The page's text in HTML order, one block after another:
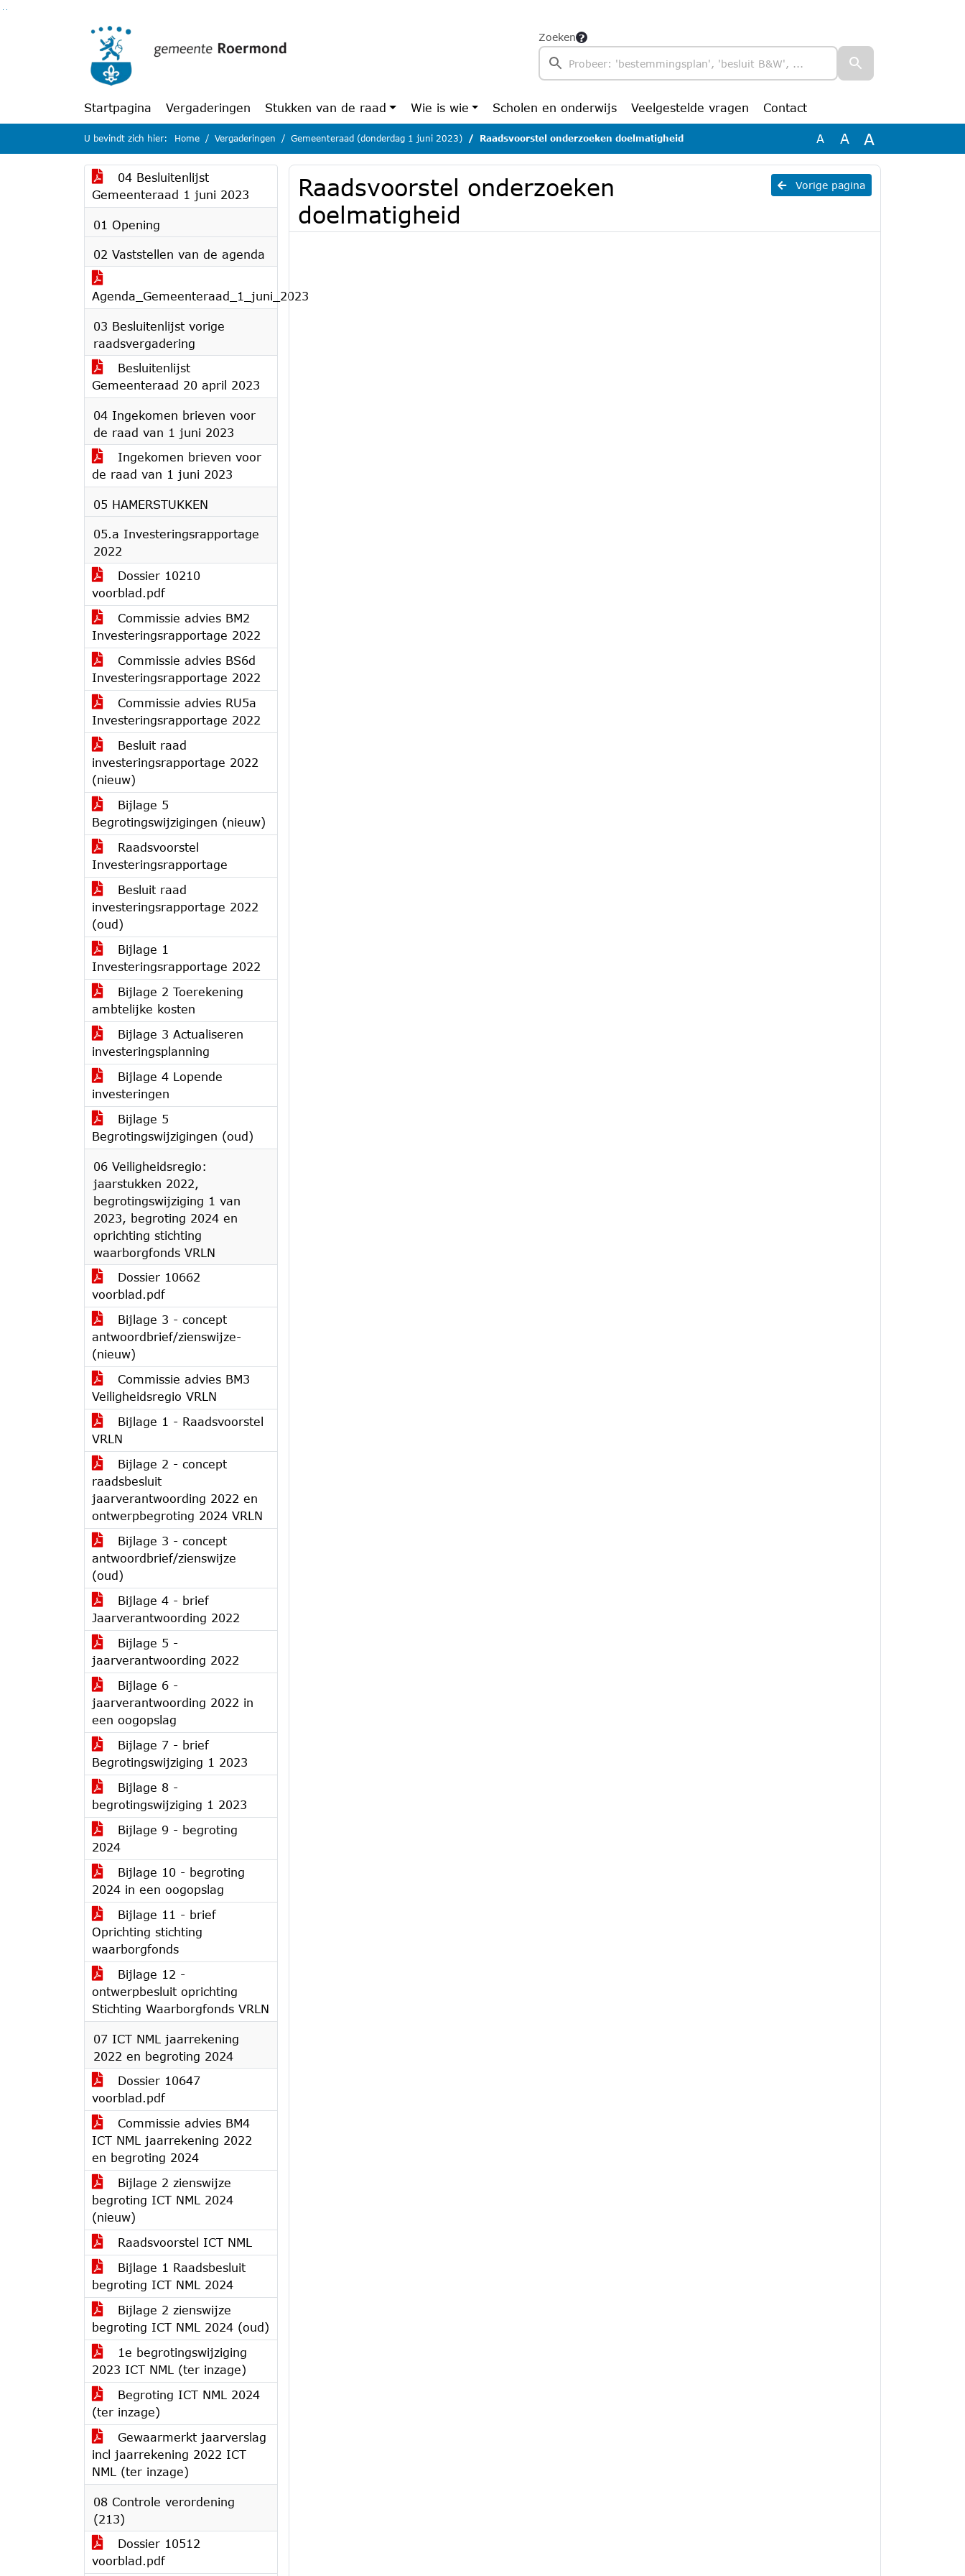
Zoeken
Startpagina Vergaderingen Stukken van de raad Wie is wie Scholen en onderwijs Veelgestelde vragen Contact
U bevindt zich hier: Home Vergaderingen Gemeenteraad (donderdag 1 juni 2023) Raadsvoorstel onderzoeken doelmatigheid A A A
04 Besluitenlijst
Gemeenteraad 1 juni 2023
01 Opening
02 Vaststellen van de agenda
Agenda_Gemeenteraad_1_juni_2023
03 Besluitenlijst vorige
raadsvergadering
Besluitenlijst
Gemeenteraad 20 april 2023
04 Ingekomen brieven voor
de raad van 1 juni 2023
Ingekomen brieven voor
de raad van 1 juni 2023
05 HAMERSTUKKEN
05.a Investeringsrapportage
2022
Dossier 10210
voorblad.pdf
Commissie advies BM2
Investeringsrapportage 2022
Commissie advies BS6d
Investeringsrapportage 2022
Commissie advies RU5a
Investeringsrapportage 2022
Besluit raad
investeringsrapportage 2022
(nieuw)
Bijlage 5
Begrotingswijzigingen (nieuw)
Raadsvoorstel
Investeringsrapportage
Besluit raad
investeringsrapportage 2022
(oud)
Bijlage 1
Investeringsrapportage 2022
Bijlage 2 Toerekening
ambtelijke kosten
Bijlage 3 Actualiseren
investeringsplanning
Bijlage 4 Lopende
investeringen
Bijlage 5
Begrotingswijzigingen (oud)
06 Veiligheidsregio:
jaarstukken 2022,
begrotingswijziging 1 van
2023, begroting 2024 en
oprichting stichting
waarborgfonds VRLN
Dossier 10662
voorblad.pdf
Bijlage 3 - concept
antwoordbrief/zienswijze-
(nieuw)
Commissie advies BM3
Veiligheidsregio VRLN
Bijlage 1 - Raadsvoorstel
VRLN
Bijlage 2 - concept
raadsbesluit
jaarverantwoording 2022 en
ontwerpbegroting 2024 VRLN
Bijlage 3 - concept
antwoordbrief/zienswijze
(oud)
Bijlage 4 - brief
Jaarverantwoording 2022
Bijlage 5 -
jaarverantwoording 2022
Bijlage 6 -
jaarverantwoording 2022 in
een oogopslag
Bijlage 7 - brief
Begrotingswijziging 1 2023
Bijlage 8 -
begrotingswijziging 1 2023
Bijlage 9 - begroting
2024
Bijlage 10 - begroting
2024 in een oogopslag
Bijlage 11 - brief
Oprichting stichting
waarborgfonds
Bijlage 12 -
ontwerpbesluit oprichting
Stichting Waarborgfonds VRLN
07 ICT NML jaarrekening
2022 en begroting 2024
Dossier 10647
voorblad.pdf
Commissie advies BM4
ICT NML jaarrekening 2022
en begroting 2024
Bijlage 2 zienswijze
begroting ICT NML 2024
(nieuw)
Raadsvoorstel ICT NML
Bijlage 1 Raadsbesluit
begroting ICT NML 2024
Bijlage 2 zienswijze
begroting ICT NML 2024 (oud)
1e begrotingswijziging
2023 ICT NML (ter inzage)
Begroting ICT NML 2024
(ter inzage)
Gewaarmerkt jaarverslag
incl jaarrekening 2022 ICT
NML (ter inzage)
08 Controle verordening
(213)
Dossier 10512
voorblad.pdf
Vorige pagina
Raadsvoorstel onderzoeken
doelmatigheid